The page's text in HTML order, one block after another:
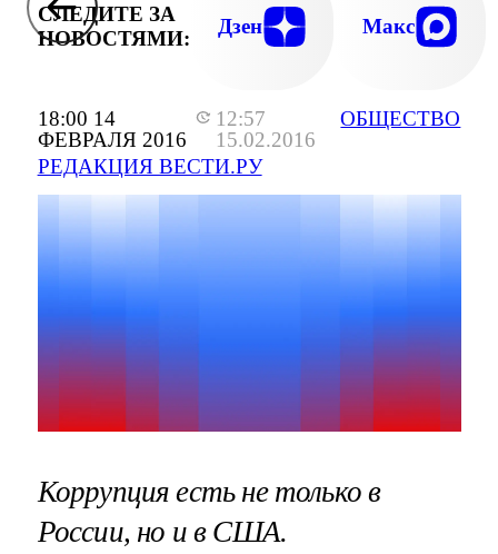
18:00 14
ФЕВРАЛЯ 2016
12:57
15.02.2016
РЕДАКЦИЯ ВЕСТИ.РУ
ОБЩЕСТВО
СЛЕДИТЕ ЗА
НОВОСТЯМИ:
Дзен Макс
Коррупция есть не только в
России, но и в США.